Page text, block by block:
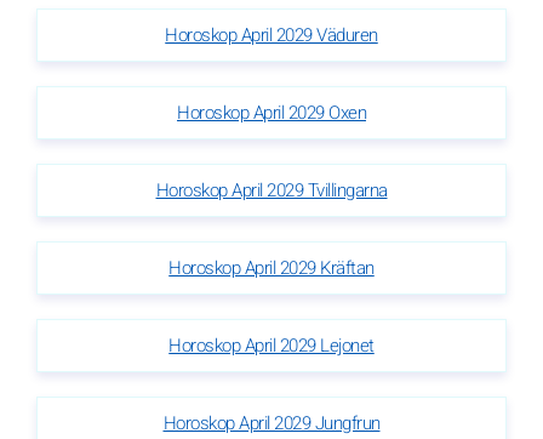
Horoskop April 2029 Väduren
Horoskop April 2029 Oxen
Horoskop April 2029 Tvillingarna
Horoskop April 2029 Kräftan
Horoskop April 2029 Lejonet
Horoskop April 2029 Jungfrun